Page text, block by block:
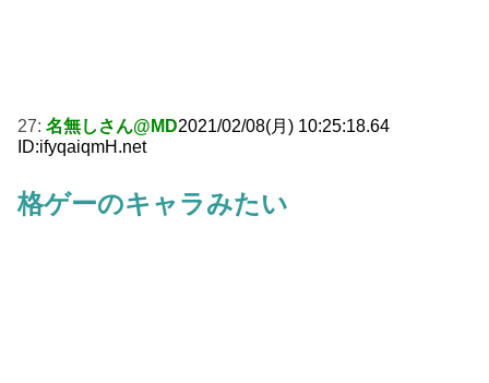
27: 名無しさん@MD2021/02/08(月) 10:25:18.64
ID:ifyqaiqmH.net
格ゲーのキャラみたい